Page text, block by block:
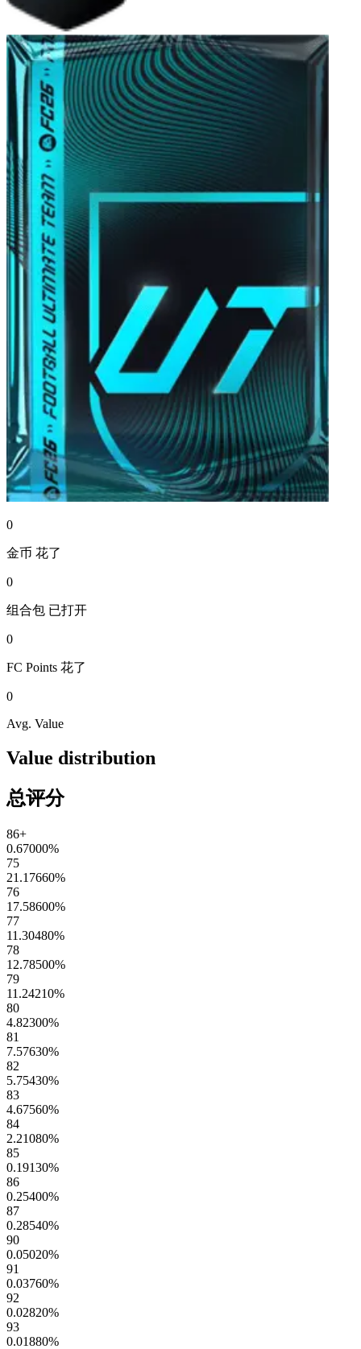
0
金币 花了
0
组合包 已打开
0
FC Points 花了
0
Avg. Value
Value distribution
总评分
86+
0.67000%
75
21.17660%
76
17.58600%
77
11.30480%
78
12.78500%
79
11.24210%
80
4.82300%
81
7.57630%
82
5.75430%
83
4.67560%
84
2.21080%
85
0.19130%
86
0.25400%
87
0.28540%
90
0.05020%
91
0.03760%
92
0.02820%
93
0.01880%